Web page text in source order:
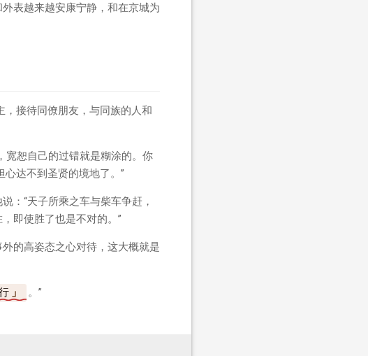
表越来越安康宁静，和在京城为
，接待同僚朋友，与同族的人和
宽恕自己的过错就是糊涂的。你
心达不到圣贤的境地了。”
：“天子所乘之车与柴车争赶，
即使胜了也是不对的。”
的高姿态之心对待，这大概就是
。”